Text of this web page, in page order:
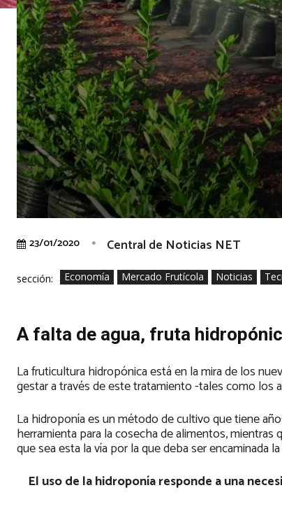
23/01/2020 Central de Noticias NET
sección: Economía Mercado Frutícola Noticias
A falta de agua, fruta
La fruticultura hidropónica está en la mira de los
gestar a través de este tratamiento -tales como los
La hidroponía es un método de cultivo que tiene
herramienta para la cosecha de alimentos,
que sea esta la vía por la que deba ser encaminada
El uso de la hidroponía responde a una